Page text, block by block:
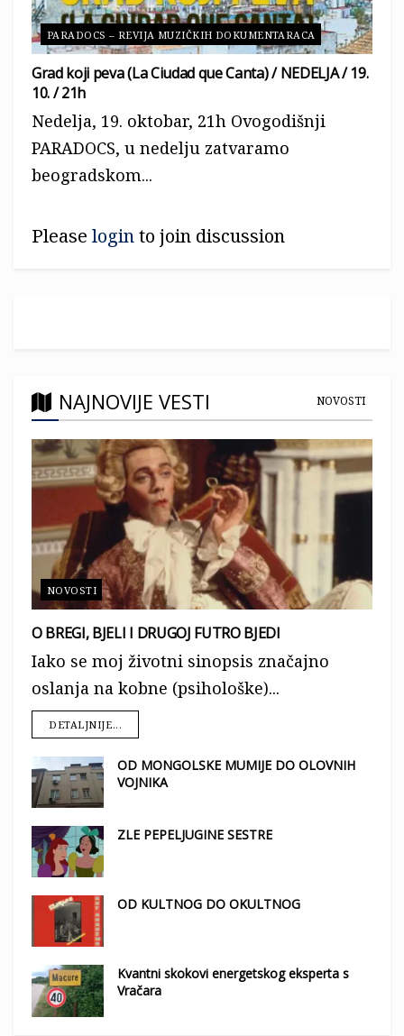
PARADOCS – REVIJA MUZIČKIH DOKUMENTARACA
Grad koji peva (La Ciudad que Canta) / NEDELJA / 19.
10. / 21h
Nedelja, 19. oktobar, 21h Ovogodišnji
PARADOCS, u nedelju zatvaramo
beogradskom...
Please loginto join discussion
NAJNOVIJE VESTI NOVOSTI
NOVOSTI
O BREGI, BJELI I DRUGOJ FUTRO BJEDI
Iako se moj životni sinopsis značajno
oslanja na kobne (psihološke)...
DETALJNIJE...
OD MONGOLSKE MUMIJE DO OLOVNIH
VOJNIKA
ZLE PEPELJUGINE SESTRE
OD KULTNOG DO OKULTNOG
Kvantni skokovi energetskog eksperta s
Vračara